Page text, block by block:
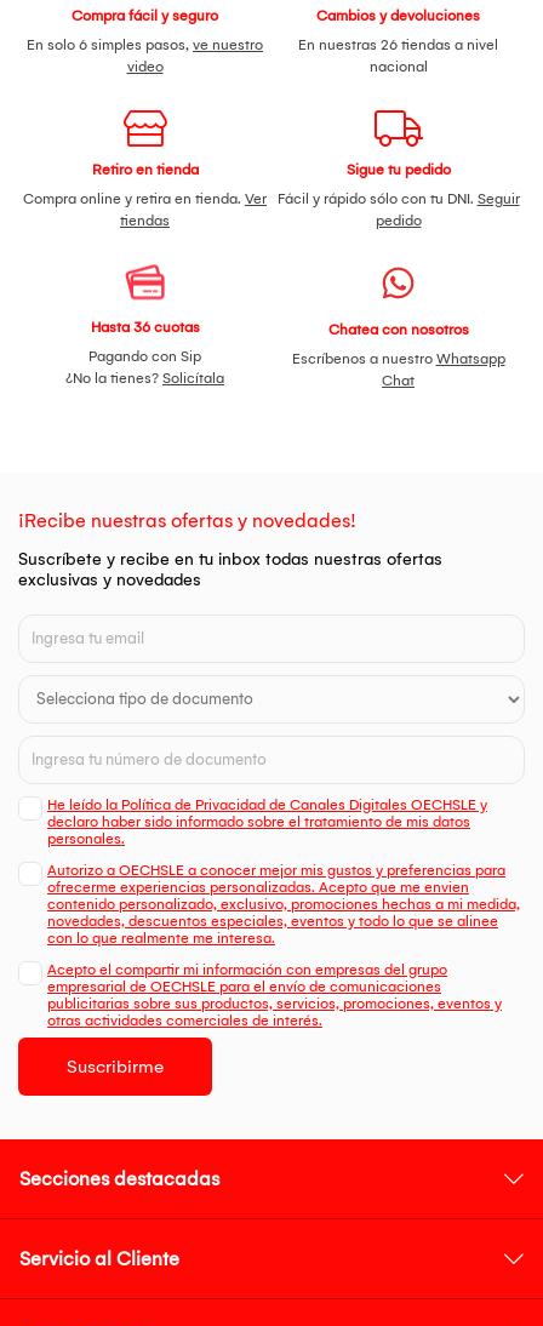
manipulación, daños externos ocasionado por golpes o
caídas,etc.
Compra fácil y seguro
En solo 6 simples pasos, ve nuestro
video
Cambios y devoluciones
En nuestras 26 tiendas a nivel
nacional
Retiro en tienda
Compra online y retira en tienda. Ver
tiendas
Sigue tu pedido
Fácil y rápido sólo con tu DNI. Seguir
pedido
Hasta 36 cuotas
Pagando con Sip
¿No la tienes? Solicítala
Chatea con nosotros
Escríbenos a nuestro Whatsapp
Chat
¡Recibe nuestras ofertas y novedades!
Suscríbete y recibe en tu inbox todas nuestras ofertas
exclusivas y novedades
He leído la Política de Privacidad de Canales Digitales OECHSLE y
declaro haber sido informado sobre el tratamiento de mis datos
personales.
Autorizo a OECHSLE a conocer mejor mis gustos y preferencias para
ofrecerme experiencias personalizadas. Acepto que me envien
contenido personalizado, exclusivo, promociones hechas a mi medida,
novedades, descuentos especiales, eventos y todo lo que se alinee
con lo que realmente me interesa.
Acepto el compartir mi información con empresas del grupo
empresarial de OECHSLE para el envío de comunicaciones
publicitarias sobre sus productos, servicios, promociones, eventos y
otras actividades comerciales de interés.
Suscribirme
Secciones destacadas
Servicio al Cliente